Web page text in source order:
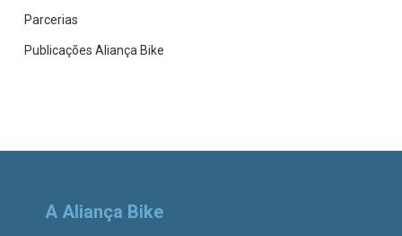
Parcerias
Publicações Aliança Bike
A Aliança Bike